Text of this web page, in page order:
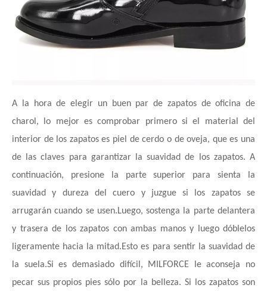
A la hora de elegir un buen par de zapatos de oficina de
charol, lo mejor es comprobar primero si el material del
interior de los zapatos es piel de cerdo o de oveja, que es una
de las claves para garantizar la suavidad de los zapatos. A
continuación, presione la parte superior para sienta la
suavidad y dureza del cuero y juzgue si los zapatos se
arrugarán cuando se usen.Luego, sostenga la parte delantera
y trasera de los zapatos con ambas manos y luego dóblelos
ligeramente hacia la mitad.Esto es para sentir la suavidad de
la suela.Si es demasiado difícil, MILFORCE le aconseja no
pecar sus propios pies sólo por la belleza. Si los zapatos son